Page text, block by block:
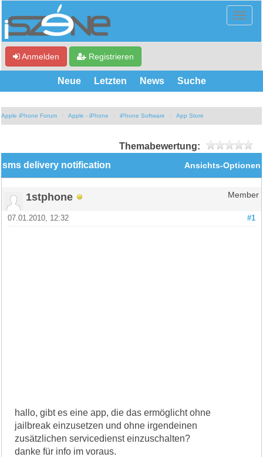
Anmelden Registrieren
Neue Letzten News Suche
Apple iPhone Forum Apple - iPhone iPhone Software App Store
Themabewertung:
Ansichts-Optionen
sms delivery notification
1stphone Member
#1
07.01.2010, 12:32
hallo, gibt es eine app, die das ermöglicht ohne
jailbreak einzusetzen und ohne irgendeinen
zusätzlichen servicedienst einzuschalten?
danke für info im voraus.